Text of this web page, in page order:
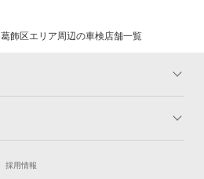
葛飾区エリア周辺の車検店舗一覧
キャンペーン一覧
新車購入
採用情報